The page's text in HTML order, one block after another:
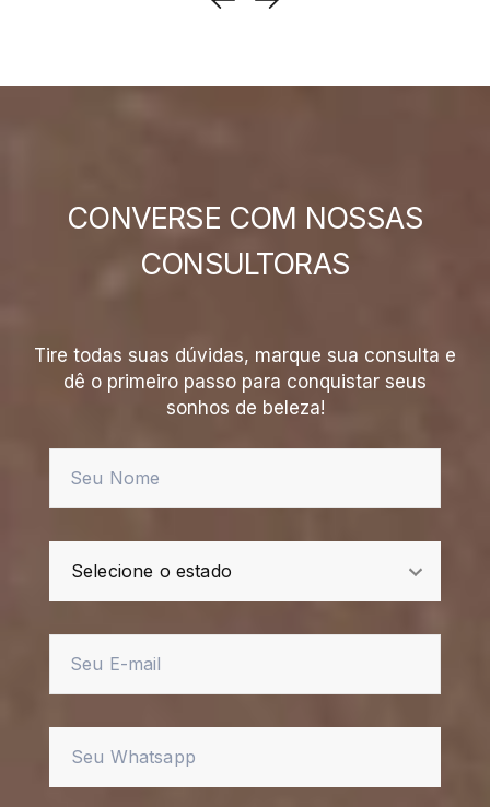
CONVERSE COM NOSSAS
CONSULTORAS
Tire todas suas dúvidas, marque sua consulta e
dê o primeiro passo para conquistar seus
sonhos de beleza!